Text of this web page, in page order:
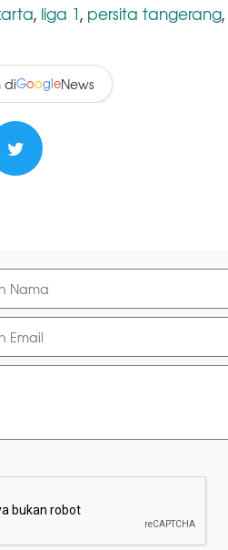
, liga 1, persita tangerang,
diGoogleNews